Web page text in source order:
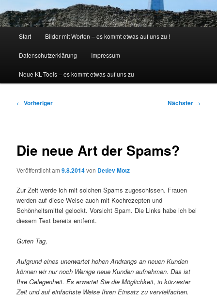
Start Bilder mit Worten – es kommt etwas auf uns zu !
Datenschutzerklärung Impressum
Neue KL-Tools – es kommt etwas auf uns zu
Beitragsnavigation
← Vorheriger Nächster →
Die neue Art der Spams?
Veröffentlicht am9.8.2014von Detlev Motz
Zur Zeit werde ich mit solchen Spams zugeschissen. Frauen
werden auf diese Weise auch mit Kochrezepten und
Schönheitsmittel gelockt. Vorsicht Spam. Die Links habe ich bei
diesem Text bereits entfernt.
Guten Tag,
Aufgrund eines unerwartet hohen Andrangs an neuen Kunden
können wir nur noch Wenige neue Kunden aufnehmen. Das ist
Ihre Gelegenheit. Es erwartet Sie die Möglichkeit, in kürzester
Zeit und auf einfachste Weise Ihren Einsatz zu vervielfachen.